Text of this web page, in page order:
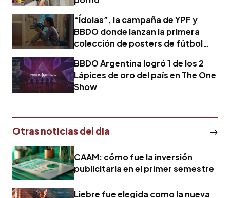
“Ídolas”, la campaña de YPF y
BBDO donde lanzan la primera
colección de posters de fútbol
BBDO Argentina logró 1 de los 2
Lápices de oro del país en The One
Show
Otras noticias del dia
CAAM: cómo fue la inversión
publicitaria en el primer semestre
Liebre fue elegida como la nueva